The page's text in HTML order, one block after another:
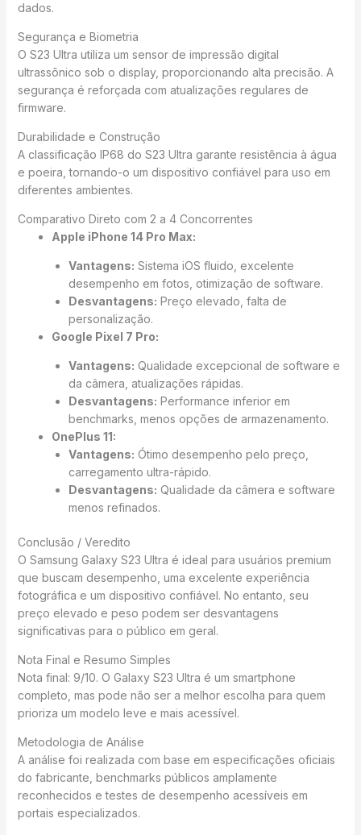
dados.
Segurança e Biometria
O S23 Ultra utiliza um sensor de impressão digital
ultrassônico sob o display, proporcionando alta precisão. A
segurança é reforçada com atualizações regulares de
firmware.
Durabilidade e Construção
A classificação IP68 do S23 Ultra garante resistência à água
e poeira, tornando-o um dispositivo confiável para uso em
diferentes ambientes.
Comparativo Direto com 2 a 4 Concorrentes
Apple iPhone 14 Pro Max:
Vantagens: Sistema iOS fluido, excelente
desempenho em fotos, otimização de software.
Desvantagens: Preço elevado, falta de
personalização.
Google Pixel 7 Pro:
Vantagens: Qualidade excepcional de software e
da câmera, atualizações rápidas.
Desvantagens: Performance inferior em
benchmarks, menos opções de armazenamento.
OnePlus 11:
Vantagens: Ótimo desempenho pelo preço,
carregamento ultra-rápido.
Desvantagens: Qualidade da câmera e software
menos refinados.
Conclusão / Veredito
O Samsung Galaxy S23 Ultra é ideal para usuários premium
que buscam desempenho, uma excelente experiência
fotográfica e um dispositivo confiável. No entanto, seu
preço elevado e peso podem ser desvantagens
significativas para o público em geral.
Nota Final e Resumo Simples
Nota final: 9/10. O Galaxy S23 Ultra é um smartphone
completo, mas pode não ser a melhor escolha para quem
prioriza um modelo leve e mais acessível.
Metodologia de Análise
A análise foi realizada com base em especificações oficiais
do fabricante, benchmarks públicos amplamente
reconhecidos e testes de desempenho acessíveis em
portais especializados.